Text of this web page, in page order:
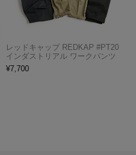
レッドキャップ REDKAP #PT20
インダストリアル ワークパンツ
¥7,700